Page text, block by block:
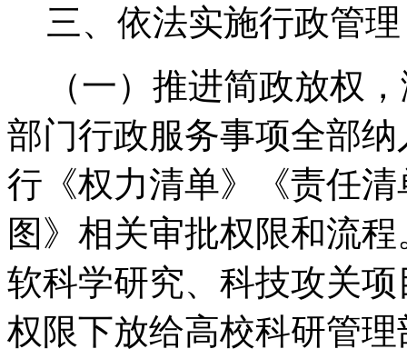
三、依法实施行政管理
（一）推进简政放权
部门行政服务事项全部
行《权力清单》《责任
图》相关审批权限和流
软科学研究、科技攻关
权限下放给高校科研管理